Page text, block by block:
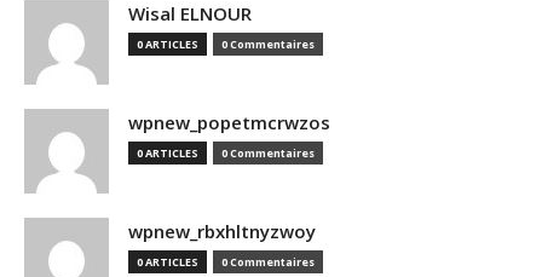
Wisal ELNOUR
0 ARTICLES 0 Commentaires
wpnew_popetmcrwzos
0 ARTICLES 0 Commentaires
wpnew_rbxhltnyzwoy
0 ARTICLES 0 Commentaires